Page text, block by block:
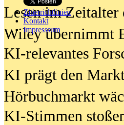
Zitierrichtlinien
Kontakt
Impresssum
Lesen im Zeitalter
Wiley übernimmt
KI-relevantes
KI prägt den
Hörbuchmarkt
KI-Stimmen